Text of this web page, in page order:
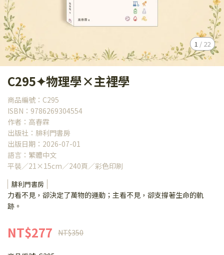
1 / 22
C295✦物理學×主裡學
商品編號：C295
ISBN：9786269304554
作者：高春霖
出版社：腓利門書房
出版日期：2026-07-01
語言：繁體中文
平裝／21×15cm／240頁／彩色印刷
腓利門書房
力看不見，卻決定了萬物的運動；主看不見，卻支撐著生命的軌
跡。
NT$277 NT$350